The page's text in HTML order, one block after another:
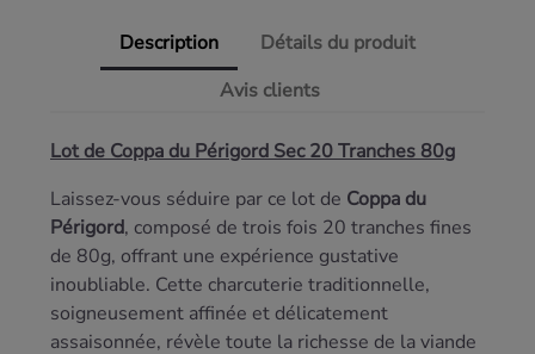
Description
Détails du produit
Avis clients
Lot de Coppa du Périgord Sec 20 Tranches 80g
Laissez-vous séduire par ce lot de Coppa du
Périgord, composé de trois fois 20 tranches fines
de 80g, offrant une expérience gustative
inoubliable. Cette charcuterie traditionnelle,
soigneusement affinée et délicatement
assaisonnée, révèle toute la richesse de la viande